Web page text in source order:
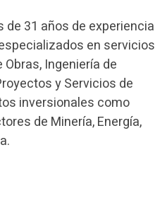
de 31 años de experiencia
en servicios
Ingeniería de
y Servicios de
inversionales como
de Minería, Energía,